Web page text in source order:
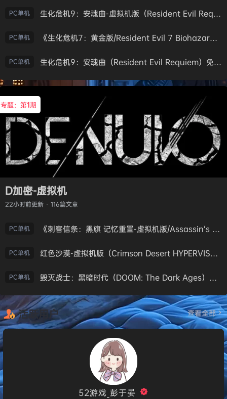
PC单机 生化危机9：安魂曲-虚拟机版（Resident Evil Requiem HYPERVISOR）免安装中文版
PC单机 《生化危机7：黄金版/Resident Evil 7 Biohazard》免安装中文版
PC单机 生化危机9：安魂曲（Resident Evil Requiem）免安装中文版
专题：第1期
D加密-虚拟机
22小时前更新 · 116篇文章
PC单机 《刺客信条：黑旗 记忆重置-虚拟机版/Assassin’s Creed Black Flag Resynced HYPERVISOR》免安装中文版
PC单机 红色沙漠-虚拟机版（Crimson Desert HYPERVISOR）免安装中文版
PC单机 毁灭战士：黑暗时代（DOOM: The Dark Ages）免安装中文版
活跃用户 查看全部
52游戏_彭于晏